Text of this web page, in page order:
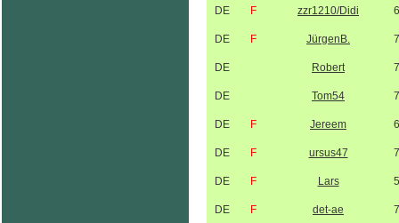
DE F zzr1210/Didi
DE F JürgenB.
DE Robert
DE Tom54
DE F Jereem
DE F ursus47
DE F Lars
DE F det-ae